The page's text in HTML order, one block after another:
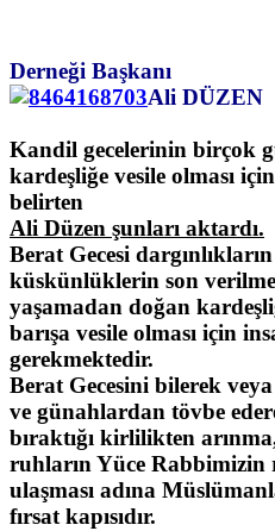
Trabzon
Derneği Başkanı
Ali DÜZEN
Kandil gecelerinin birçok
kardeşliğe vesile olması
belirten
Ali Düzen şunları aktardı.
Berat Gecesi
küskünlüklerin son
yaşamadan doğan
barışa vesile olması için
gerekmektedir.
Berat Gecesini bilerek
ve günahlardan tövbe
bıraktığı kirlilikten
ruhların Yüce Rabbimizin
ulaşması adına
fırsat kapısıdır.